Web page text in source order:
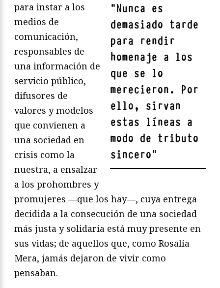
"Nunca es
demasiado tarde
para rendir
homenaje a los
que se lo
merecieron. Por
ello, sirvan
estas líneas a
modo de tributo
sincero"
para instar a los
medios de
comunicación,
responsables de
una información de
servicio público,
difusores de
valores y modelos
que convienen a
una sociedad en
crisis como la
nuestra, a ensalzar
a los prohombres y
promujeres —que los hay—, cuya entrega
decidida a la consecución de una sociedad
más justa y solidaria está muy presente en
sus vidas; de aquellos que, como Rosalía
Mera, jamás dejaron de vivir como
pensaban.